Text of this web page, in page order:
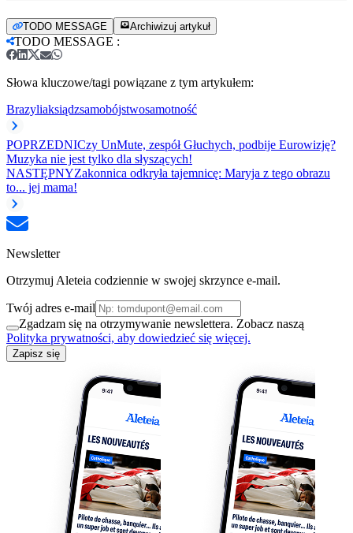
TODO MESSAGE Archiwizuj artykuł
TODO MESSAGE :
Słowa kluczowe/tagi powiązane z tym artykułem:
Brazyliaksiądzsamobójstwosamotność
POPRZEDNICzy UnMute, zespół Głuchych, podbije Eurowizję?
Muzyka nie jest tylko dla słyszących!
NASTĘPNYZakonnica odkryła tajemnicę: Maryja z tego obrazu
to... jej mama!
Newsletter
Otrzymuj Aleteia codziennie w swojej skrzynce e-mail.
Twój adres e-mail
Zgadzam się na otrzymywanie newslettera. Zobacz naszą
Polityka prywatności, aby dowiedzieć się więcej.
Zapisz się